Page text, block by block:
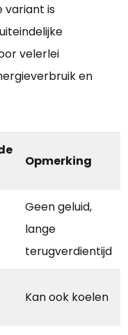
variant is
velerlei
en
Opmerking
Geen geluid,
lange
terugverdientijd
Kan ook koelen